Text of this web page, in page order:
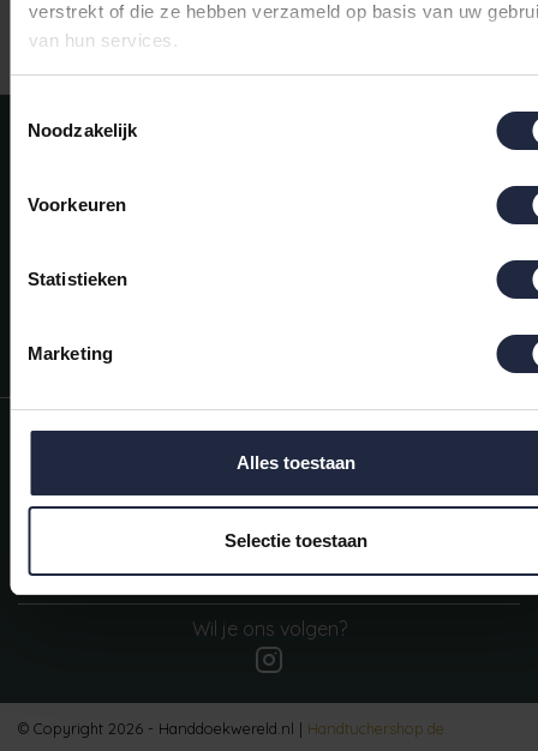
verstrekt of die ze hebben verzameld op basis van uw
van hun services.
Noodzakelijk
Voorkeuren
Statistieken
Marketing
Alles toestaan
Selectie toestaan
Meld je aan voor onze nieuwsbrief!
retourneer een artikel.
We helpen je graag. Neem contact op met onze klantenservice.
Informatie
Contactgegevens
Wil je ons volgen?
© Copyright 2026 - Handdoekwereld.nl | Handtuchershop.de